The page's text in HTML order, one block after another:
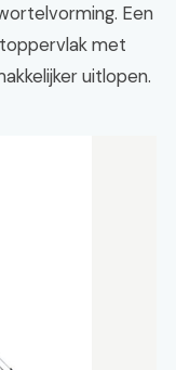
Een
met
uitlopen.